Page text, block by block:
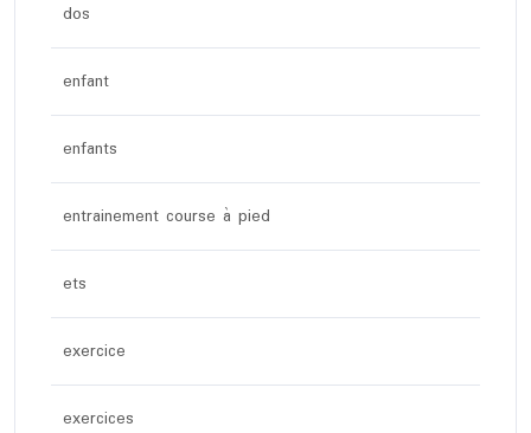
dos
enfant
enfants
entrainement course à pied
ets
exercice
exercices